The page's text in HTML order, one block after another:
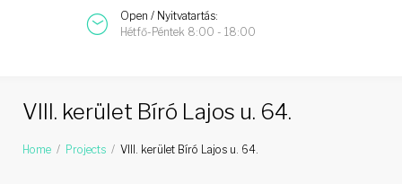
Open / Nyitvatartás:
Hétfő-Péntek 8:00 - 18:00
VIII. kerület Bíró Lajos u. 64.
Home / Projects / VIII. kerület Bíró Lajos u. 64.